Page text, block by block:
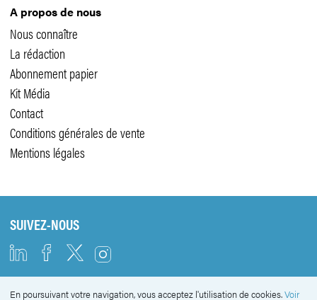
A propos de nous
Nous connaître
La rédaction
Abonnement papier
Kit Média
Contact
Conditions générales de vente
Mentions légales
SUIVEZ-NOUS
En poursuivant votre navigation, vous acceptez l'utilisation de cookies.Voir